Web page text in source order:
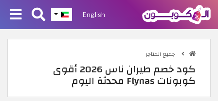
English
جميع المتاجر
كود خصم طيران ناس 2026 أقوى
كوبونات Flynas محدثة اليوم